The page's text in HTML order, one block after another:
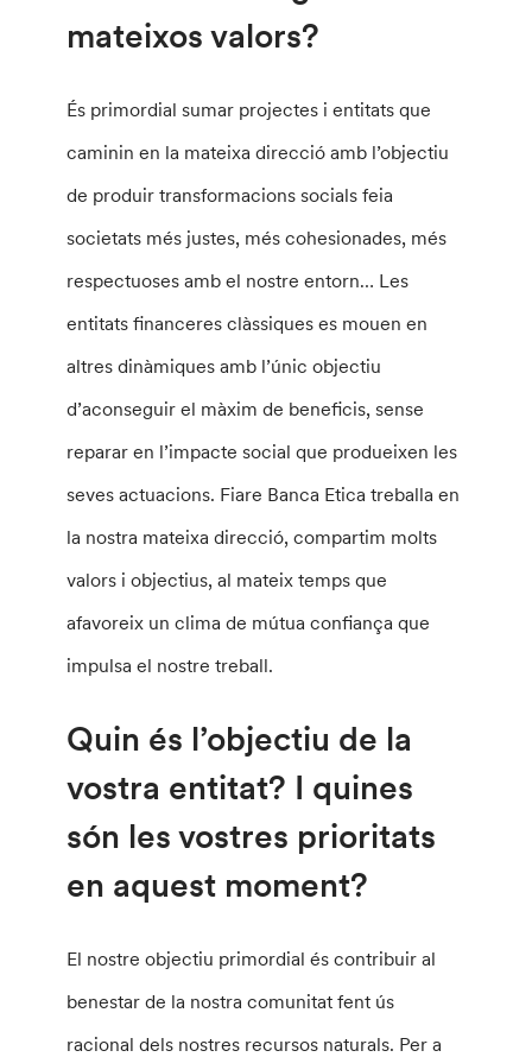
mateixos valors?
És primordial sumar projectes i entitats que
caminin en la mateixa direcció amb l’objectiu
de produir transformacions socials feia
societats més justes, més cohesionades, més
respectuoses amb el nostre entorn… Les
entitats financeres clàssiques es mouen en
altres dinàmiques amb l’únic objectiu
d’aconseguir el màxim de beneficis, sense
reparar en l’impacte social que produeixen les
seves actuacions. Fiare Banca Etica treballa en
la nostra mateixa direcció, compartim molts
valors i objectius, al mateix temps que
afavoreix un clima de mútua confiança que
impulsa el nostre treball.
Quin és l’objectiu de la
vostra entitat? I quines
són les vostres prioritats
en aquest moment?
El nostre objectiu primordial és contribuir al
benestar de la nostra comunitat fent ús
racional dels nostres recursos naturals. Per a